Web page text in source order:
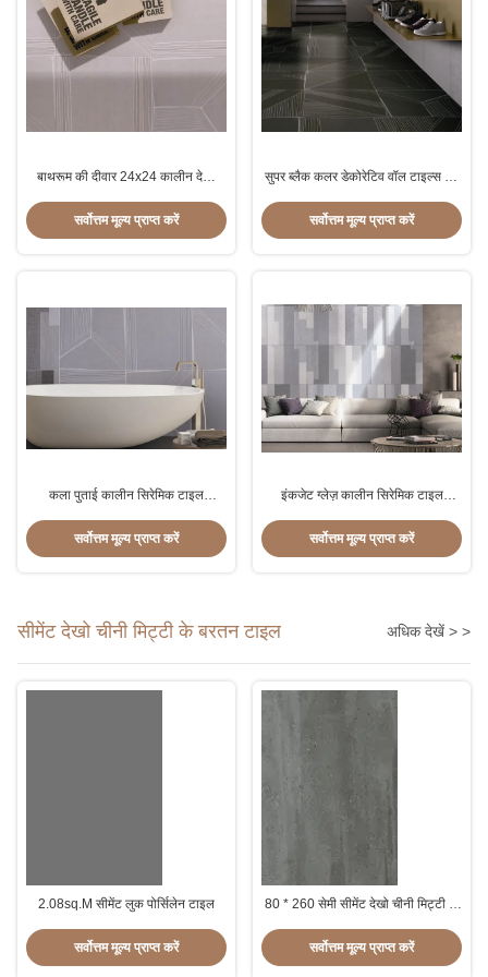
बाथरूम की दीवार 24x24 कालीन देखो
सर्वोत्तम मूल्य प्राप्त करें
सुपर ब्लैक कलर डेकोरेटिव वॉल टाइल्स बेड
600x600mm साइज:
सर्वोत्तम मूल्य प्राप्त करें
कला पुताई कालीन सिरेमिक टाइल
सिरेमिक टाइल इतालवी डिजाइन चीनी
सर्वोत्तम मूल्य प्राप्त करें
इंकजेट ग्लेज़ कालीन सिरेमिक टाइल
पहनें
सर्वोत्तम मूल्य प्राप्त करें
सीमेंट देखो चीनी मिट्टी के बरतन टाइल अधिक देखें > >
2.08sq.M सीमेंट लुक पोर्सिलेन टाइल
सर्वोत्तम मूल्य प्राप्त करें
80 * 260 सेमी सीमेंट देखो चीनी मिट्टी के
सर्वोत्तम मूल्य प्राप्त करें